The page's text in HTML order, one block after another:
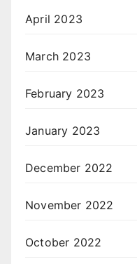
April 2023
March 2023
February 2023
January 2023
December 2022
November 2022
October 2022